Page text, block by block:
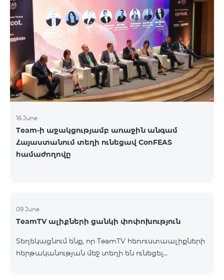
16 June
Team-ի աջակցությամբ առաջին անգամ
Հայաստանում տեղի ունեցավ ConFEAS
համաժողովը
09 June
TeamTV ալիքների ցանկի փոփոխություն
Տեղեկացնում ենք, որ TeamTV հեռուստաալիքների
հերթականության մեջ տեղի են ունեցել